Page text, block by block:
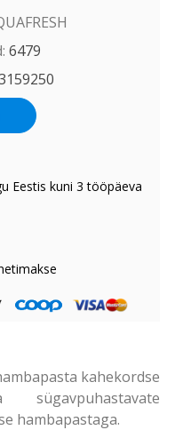
6479
Eestis kuni 3 tööpäeva
kahekordse
hambapastaga.